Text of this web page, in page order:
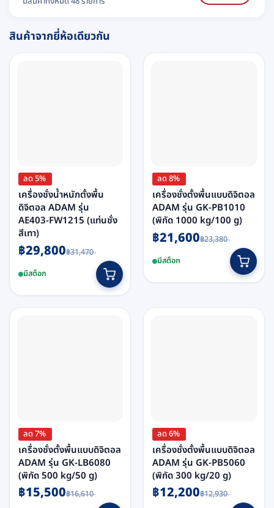
สินค้าจากยี่ห้อเดียวกัน
ลด 5%
เครื่องชั่งน้ำหนักตั้งพื้น
ดิจิตอล ADAM รุ่น
AE403-FW1215 (แท่นชั่ง
สีเทา)
฿31,470
Original
price
฿31,470.
฿29,800
Current
price
฿29,800.
มีสต็อก
ลด 8%
เครื่องชั่งตั้งพื้นแบบดิจิตอล
ADAM รุ่น GK-PB1010
(พิกัด 1000 kg/100 g)
฿23,380
Original
price
฿23,380.
฿21,600
Current
price
฿21,600.
มีสต็อก
ลด 7%
เครื่องชั่งตั้งพื้นแบบดิจิตอล
ADAM รุ่น GK-LB6080
(พิกัด 500 kg/50 g)
฿16,610
Original
price
฿15,500
Current
price
ลด 6%
เครื่องชั่งตั้งพื้นแบบดิจิตอล
ADAM รุ่น GK-PB5060
(พิกัด 300 kg/20 g)
฿12,930
Original
price
฿12,200
Current
price